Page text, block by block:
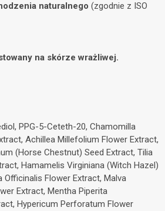
naturalnego (zgodnie z ISO
na skórze wrażliwej.
PPG-5-Ceteth-20, Chamomilla
Achillea Millefolium Flower Extract,
(Horse Chestnut) Seed Extract, Tilia
Hamamelis Virginiana (Witch Hazel)
Officinalis Flower Extract, Malva
Extract, Mentha Piperita
Hypericum Perforatum Flower